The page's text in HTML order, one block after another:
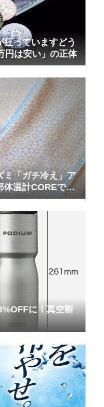
狂っていますどう
円は安い」の正体
ミ「ガチ冷え」ア
体温計COREで測
に！真空断